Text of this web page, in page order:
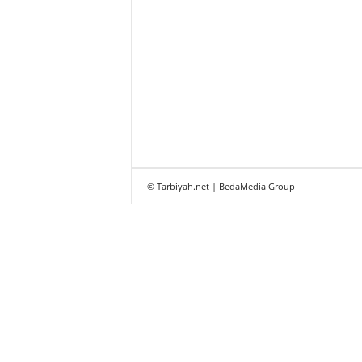
© Tarbiyah.net | BedaMedia Group